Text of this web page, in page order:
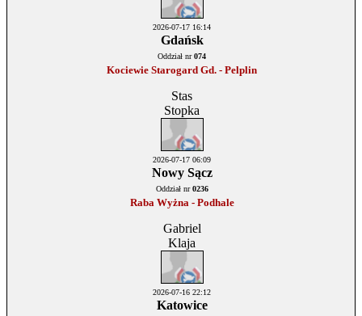
2026-07-17 16:14
Gdańsk
Oddział nr074
Kociewie Starogard Gd. - Pelplin
Stas
Stopka
2026-07-17 06:09
Nowy Sącz
Oddział nr0236
Raba Wyżna - Podhale
Gabriel
Klaja
2026-07-16 22:12
Katowice